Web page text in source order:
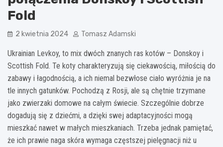
Fold
2 kwietnia 2024 Tomasz Adamski
Ukrainian Levkoy, to mix dwóch znanych ras kotów – Donskoy i
Scottish Fold. Te koty charakteryzują się ciekawością, miłością do
zabawy i łagodnością, a ich niemal bezwłose ciało wyróżnia je na
tle innych gatunków. Pochodzą z Rosji, ale są chętnie trzymane
jako zwierzaki domowe na całym świecie. Szczególnie dobrze
dogadują się z dziećmi, a dzięki swej adaptacyjności mogą
mieszkać nawet w małych mieszkaniach. Trzeba jednak pamiętać,
że ich prawie naga skóra wymaga częstszej pielęgnacji niż u